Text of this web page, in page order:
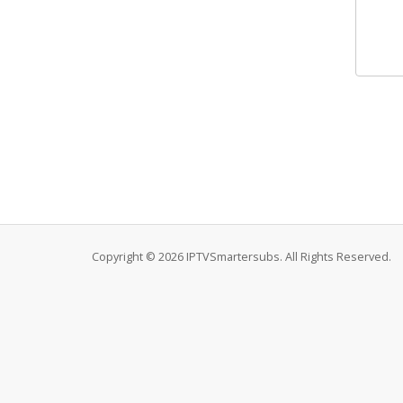
Copyright © 2026 IPTVSmartersubs. All Rights Reserved.